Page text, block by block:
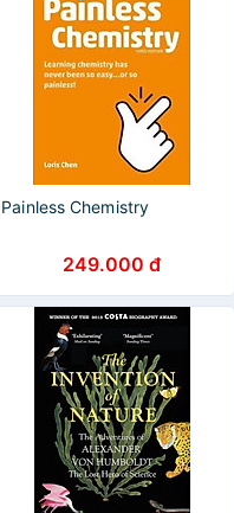
Painless Chemistry
249.000 đ